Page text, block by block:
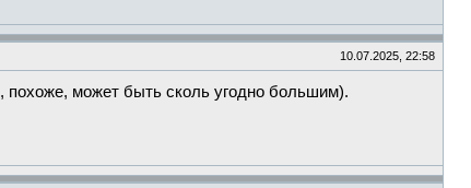
10.07.2025, 22:58
, похоже, может быть сколь угодно большим).